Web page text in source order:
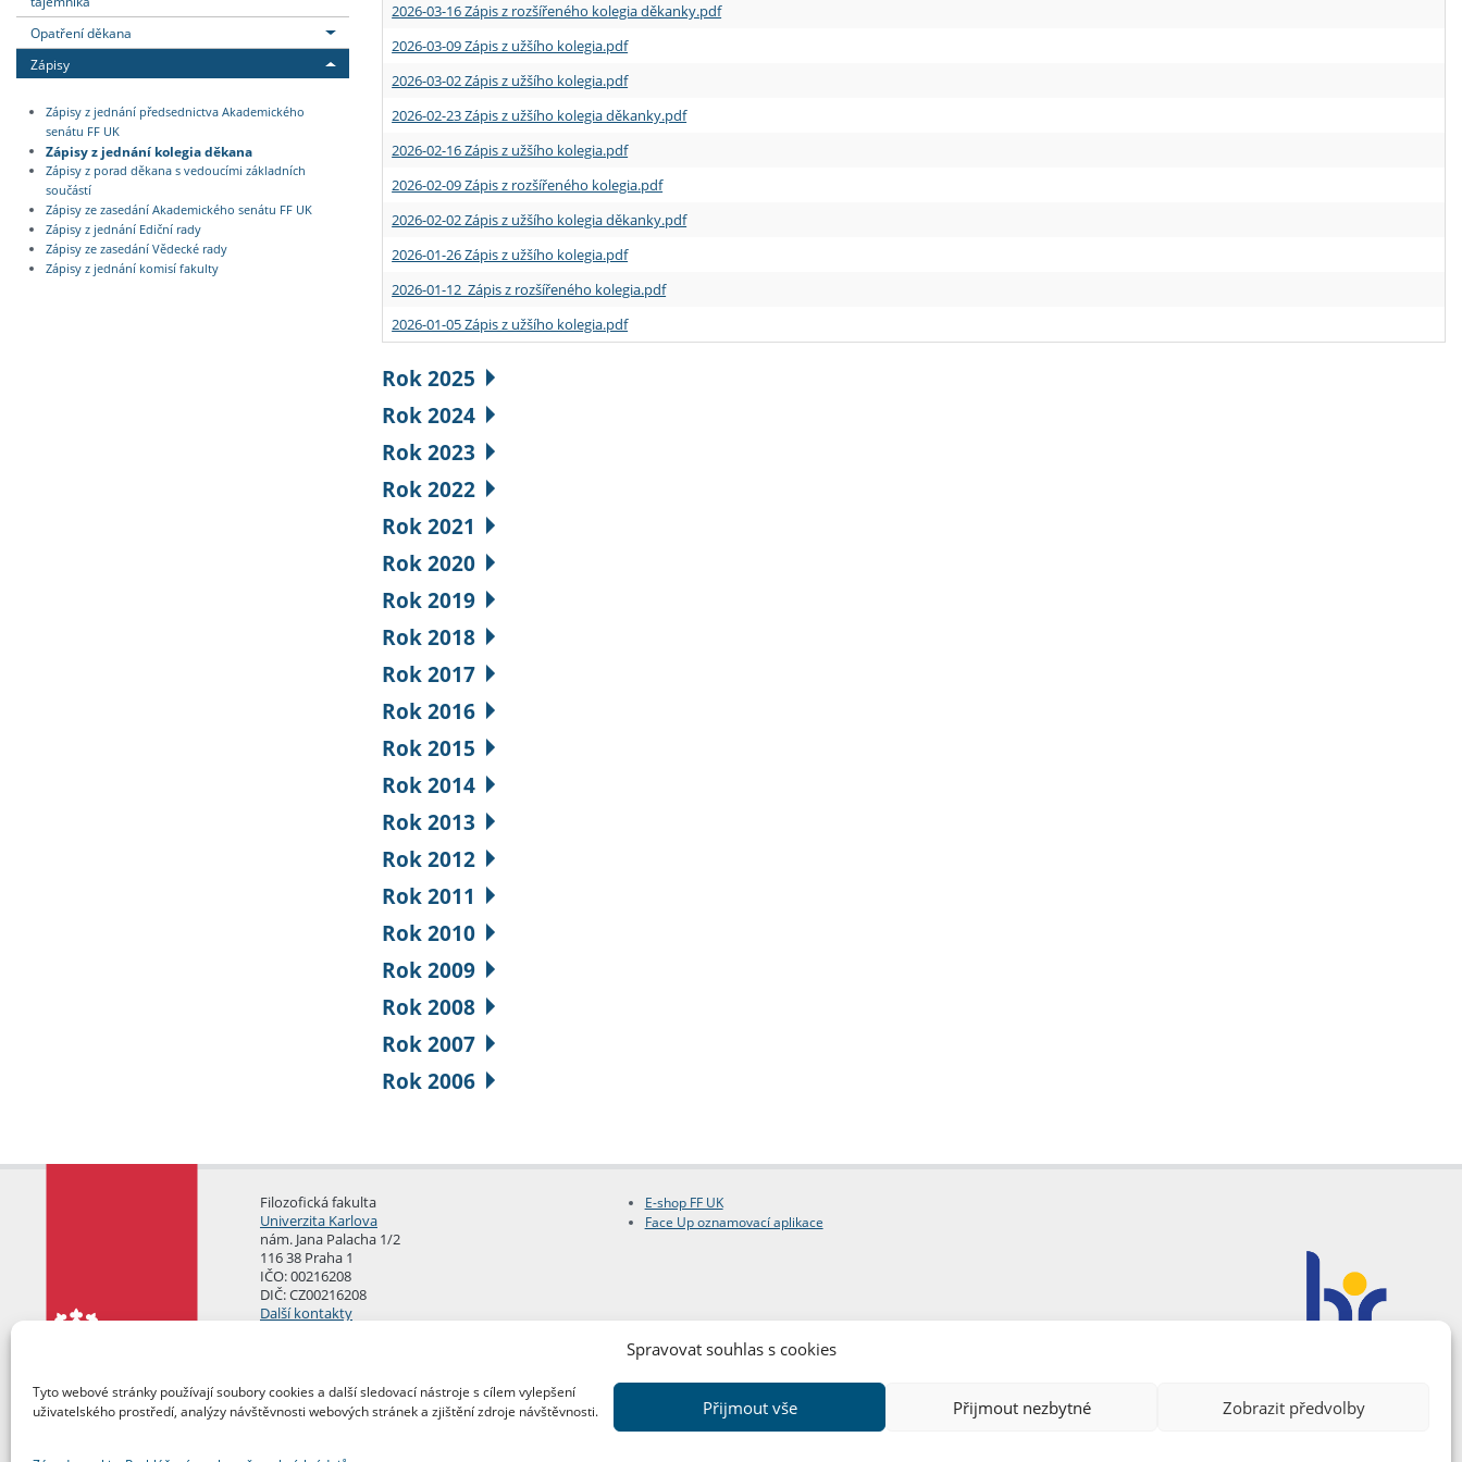
Spravovat souhlas s cookies
Tyto webové stránky používají soubory cookies a další sledovací nástroje s cílem vylepšení
uživatelského prostředí, analýzy návštěvnosti webových stránek a zjištění zdroje návštěvnosti.
Přijmout vše Přijmout nezbytné Zobrazit předvolby
Opatření děkana
Zápisy
Zápisy z jednání předsednictva Akademického
senátu FF UK
Zápisy z jednání kolegia děkana
Zápisy z porad děkana s vedoucími základních
součástí
Zápisy ze zasedání Akademického senátu FF UK
Zápisy z jednání Ediční rady
Zápisy ze zasedání Vědecké rady
Zápisy z jednání komisí fakulty
2026-03-16 Zápis z rozšířeného kolegia děkanky.pdf
2026-03-09 Zápis z užšího kolegia.pdf
2026-03-02 Zápis z užšího kolegia.pdf
2026-02-23 Zápis z užšího kolegia děkanky.pdf
2026-02-16 Zápis z užšího kolegia.pdf
2026-02-09 Zápis z rozšířeného kolegia.pdf
2026-02-02 Zápis z užšího kolegia děkanky.pdf
2026-01-26 Zápis z užšího kolegia.pdf
2026-01-12 Zápis z rozšířeného kolegia.pdf
2026-01-05 Zápis z užšího kolegia.pdf
Rok 2025
Rok 2024
Rok 2023
Rok 2022
Rok 2021
Rok 2020
Rok 2019
Rok 2018
Rok 2017
Rok 2016
Rok 2015
Rok 2014
Rok 2013
Rok 2012
Rok 2011
Rok 2010
Rok 2009
Rok 2008
Rok 2007
Rok 2006
Filozofická fakulta
Univerzita Karlova
nám. Jana Palacha 1/2
116 38 Praha 1
IČO: 00216208
DIČ: CZ00216208
Další kontakty
E-shop FF UK
Face Up oznamovací aplikace